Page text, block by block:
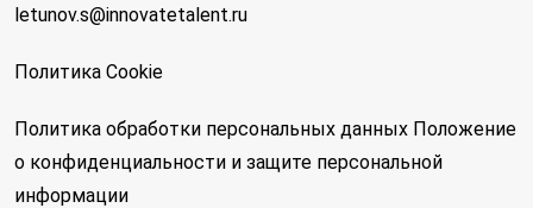
letunov.s@innovatetalent.ru
Политика Cookie
Политика обработки персональных данных Положение
о конфиденциальности и защите персональной
информации